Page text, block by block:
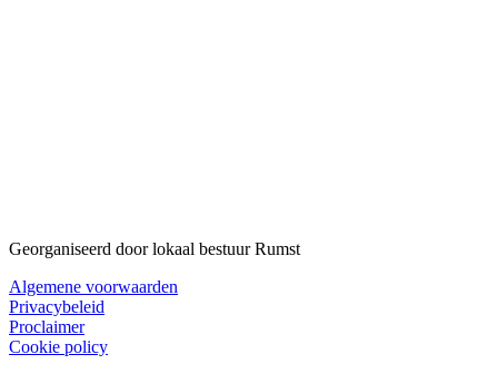
Georganiseerd door lokaal bestuur Rumst
Algemene voorwaarden
Privacybeleid
Proclaimer
Cookie policy